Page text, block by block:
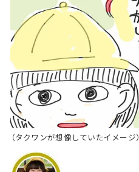
（タクワンが想像していたイメージ）